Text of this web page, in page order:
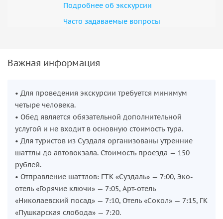
Подробнее об экскурсии
Часто задаваемые вопросы
Важная информация
• Для проведения экскурсии требуется минимум
четыре человека.
• Обед является обязательной дополнительной
услугой и не входит в основную стоимость тура.
• Для туристов из Суздаля организованы утренние
шаттлы до автовокзала. Стоимость проезда — 150
рублей.
• Отправление шаттлов: ГТК «Суздаль» — 7:00, Эко-
отель «Горячие ключи» — 7:05, Арт-отель
«Николаевский посад» — 7:10, Отель «Сокол» — 7:15, ГК
«Пушкарская слобода» — 7:20.